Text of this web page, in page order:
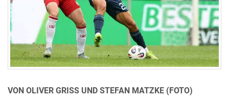
VON OLIVER GRISS UND STEFAN MATZKE (FOTO)